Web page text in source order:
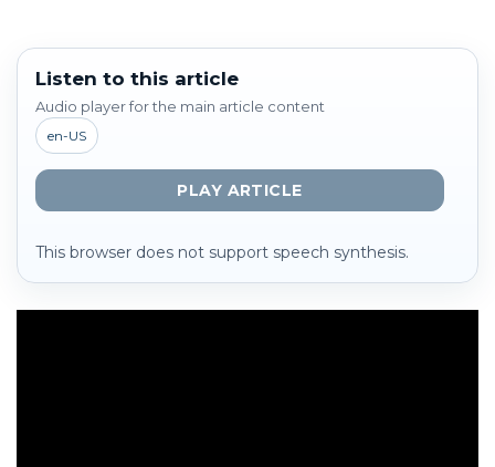
Listen to this article
Audio player for the main article content
en-US
PLAY ARTICLE
This browser does not support speech synthesis.